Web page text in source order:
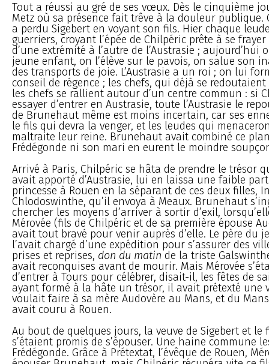
Tout a réussi au gré de ses vœux. Dès le cinquième
Metz où sa présence fait trêve à la douleur publique.
a perdu Sigebert en voyant son fils. Hier chaque
guerriers, croyant l’épée de Chilpéric prête à se
d’une extrémité à l’autre de l’Austrasie ; aujourd’hui
jeune enfant, on l’élève sur le pavois, on salue son
des transports de joie. L’Austrasie a un roi ; on lui
conseil de régence ; les chefs, qui déjà se
les chefs se rallient autour d’un centre commun : si
essayer d’entrer en Austrasie, toute l’Austrasie le
de Brunehaut même est moins incertain, car ses
le fils qui devra la venger, et les leudes qui
maltraite leur reine. Brunehaut avait combiné ce
Frédégonde ni son mari en eurent le moindre
Arrivé à Paris, Chilpéric se hâta de prendre le trésor
avait apporté d’Austrasie, lui en laissa une faible
princesse à Rouen en la séparant de ces deux filles,
Chlodoswinthe, qu’il envoya à Meaux. Brunehaut
chercher les moyens d’arriver à sortir d’exil,
Mérovée (fils de Chilpéric et de sa première épouse
avait tout bravé pour venir auprès d’elle. Le père du
l’avait chargé d’une expédition pour s’assurer des
prises et reprises, don du matin de la triste
avait reconquises avant de mourir. Mais Mérovée
d’entrer à Tours pour célébrer, disait-il, les fêtes de
ayant formé à la hâte un trésor, il avait prétexté une
voulait faire à sa mère Audovère au Mans, et du
avait couru à Rouen.
Au bout de quelques jours, la veuve de Sigebert et le
s’étaient promis de s’épouser. Une haine commune
Frédégonde. Grâce à Prétextat, l’évêque de Rouen,